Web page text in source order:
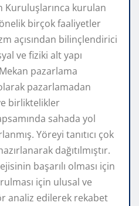
Kuruluşlarınca kurulan
birçok faaliyetler
açısından bilinçlendirici
ve fiziki alt yapı
Mekan pazarlama
pazarlamadan
birliktelikler
sahada yol
Yöreyi tanıtıcı çok
dağıtılmıştır.
başarılı olması için
için ulusal ve
analiz edilerek rekabet